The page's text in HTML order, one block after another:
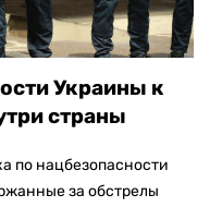
Украины к
страны
по нацбезопасности
за обстрелы